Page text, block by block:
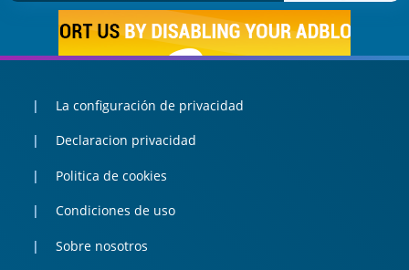
La configuración de privacidad
Declaracion privacidad
Politica de cookies
Condiciones de uso
Sobre nosotros